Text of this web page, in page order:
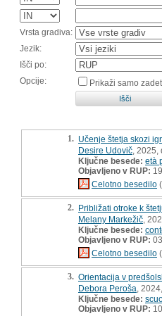
Vrsta gradiva:
Jezik:
Išči po:
Opcije:
Prikaži samo
1. Učenje štetja skozi
Desire Udovič ,
Ključne besede: età
Objavljeno v RUP:
Celotno besedilo
2. Približati otroke k
Melany Markežič ,
Ključne besede:
Objavljeno v RUP:
Celotno besedilo
3. Orientacija v
Debora Peroša ,
Ključne besede:
Objavljeno v RUP: